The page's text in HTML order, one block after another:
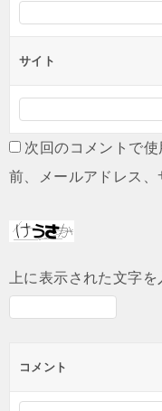
サイト
次回のコメントで
前、メールアドレス、
上に表示された文字
コメント